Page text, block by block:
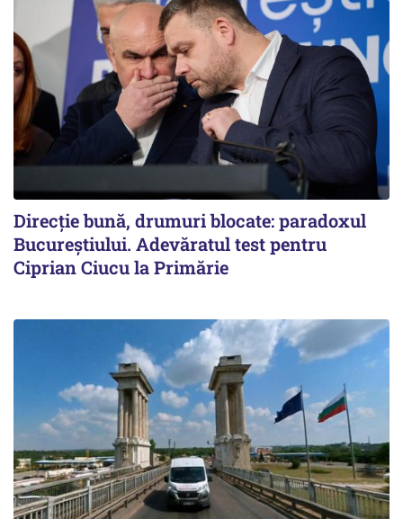
Direcție bună, drumuri blocate: paradoxul
Bucureștiului. Adevăratul test pentru
Ciprian Ciucu la Primărie